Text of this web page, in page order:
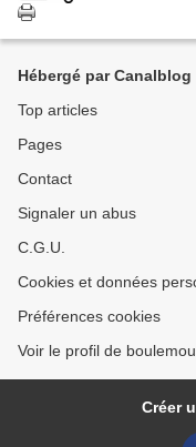
Hébergé par Canalblog
Top articles
Pages
Contact
Signaler un abus
C.G.U.
Cookies et données
Préférences cookies
Voir le profil de
Créer